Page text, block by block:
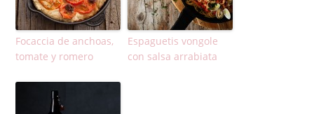
Focaccia de anchoas,
tomate y romero
Espaguetis vongole
con salsa arrabiata